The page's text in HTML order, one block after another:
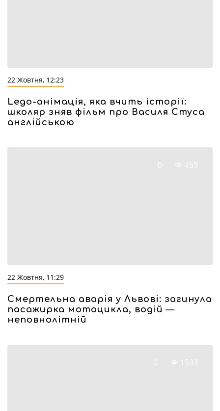
22 Жовтня, 12:23
Lego-анімація, яка вчить історії:
школяр зняв фільм про Василя Стуса
англійською
0 459
22 Жовтня, 11:29
Смертельна аварія у Львові: загинула
пасажирка мотоцикла, водій —
неповнолітній
0 1533